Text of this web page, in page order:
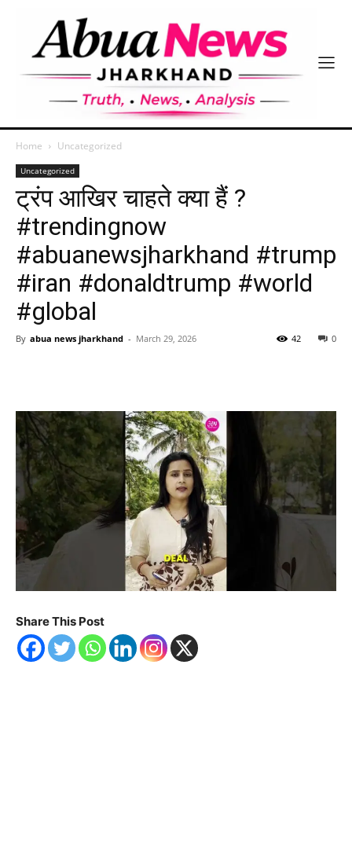
Home Uncategorized
Uncategorized
ट्रंप आखिर चाहते क्या हैं ?
#trendingnow
#abuanewsjharkhand #trump
#iran #donaldtrump #world
#global
By abua news jharkhand - March 29, 2026 0
42
Share This Post